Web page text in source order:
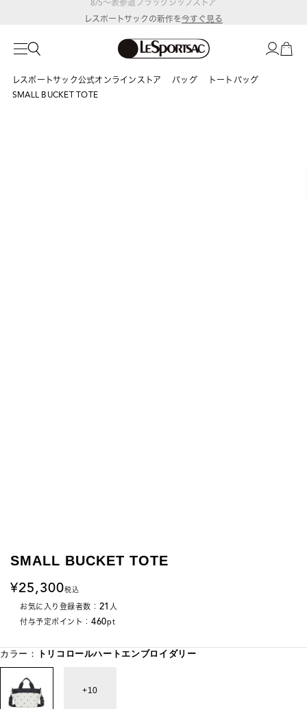
レスポートサックの新作を今すぐ見る
レスポートサック公式オンラインストア バッグ
トートバッグ
SMALL BUCKET TOTE
SMALL BUCKET TOTE
25,300税込
お気に入り登録者数： 21 人
付与予定ポイント： 460pt
カラー： トリコロールハートエンブロイダリー
10